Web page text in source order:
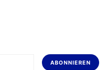
ABONNIEREN